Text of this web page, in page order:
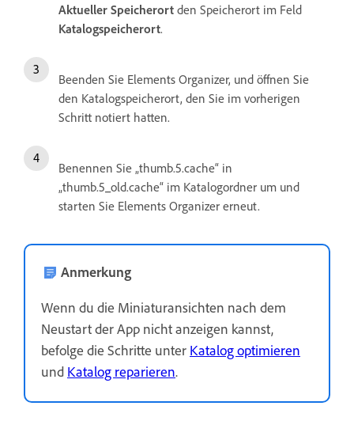
Aktueller Speicherort den Speicherort im Feld
Katalogspeicherort.
Beenden Sie Elements Organizer, und öffnen Sie
den Katalogspeicherort, den Sie im vorherigen
Schritt notiert hatten.
Benennen Sie „thumb.5.cache“ in
„thumb.5_old.cache“ im Katalogordner um und
starten Sie Elements Organizer erneut.
Anmerkung
Wenn du die Miniaturansichten nach dem
Neustart der App nicht anzeigen kannst,
befolge die Schritte unter Katalog optimieren
und Katalog reparieren.